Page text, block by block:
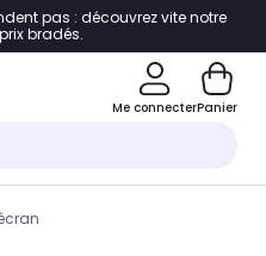
de page
pas : découvrez vite notre
bradés.
Me connecterPanier